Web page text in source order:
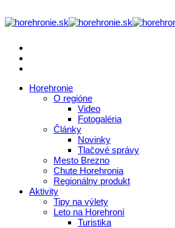
Horehronie
O regióne
Video
Fotogaléria
Články
Novinky
Tlačové správy
Mesto Brezno
Chute Horehronia
Regionálny produkt
Aktivity
Tipy na výlety
Leto na Horehroní
Turistika